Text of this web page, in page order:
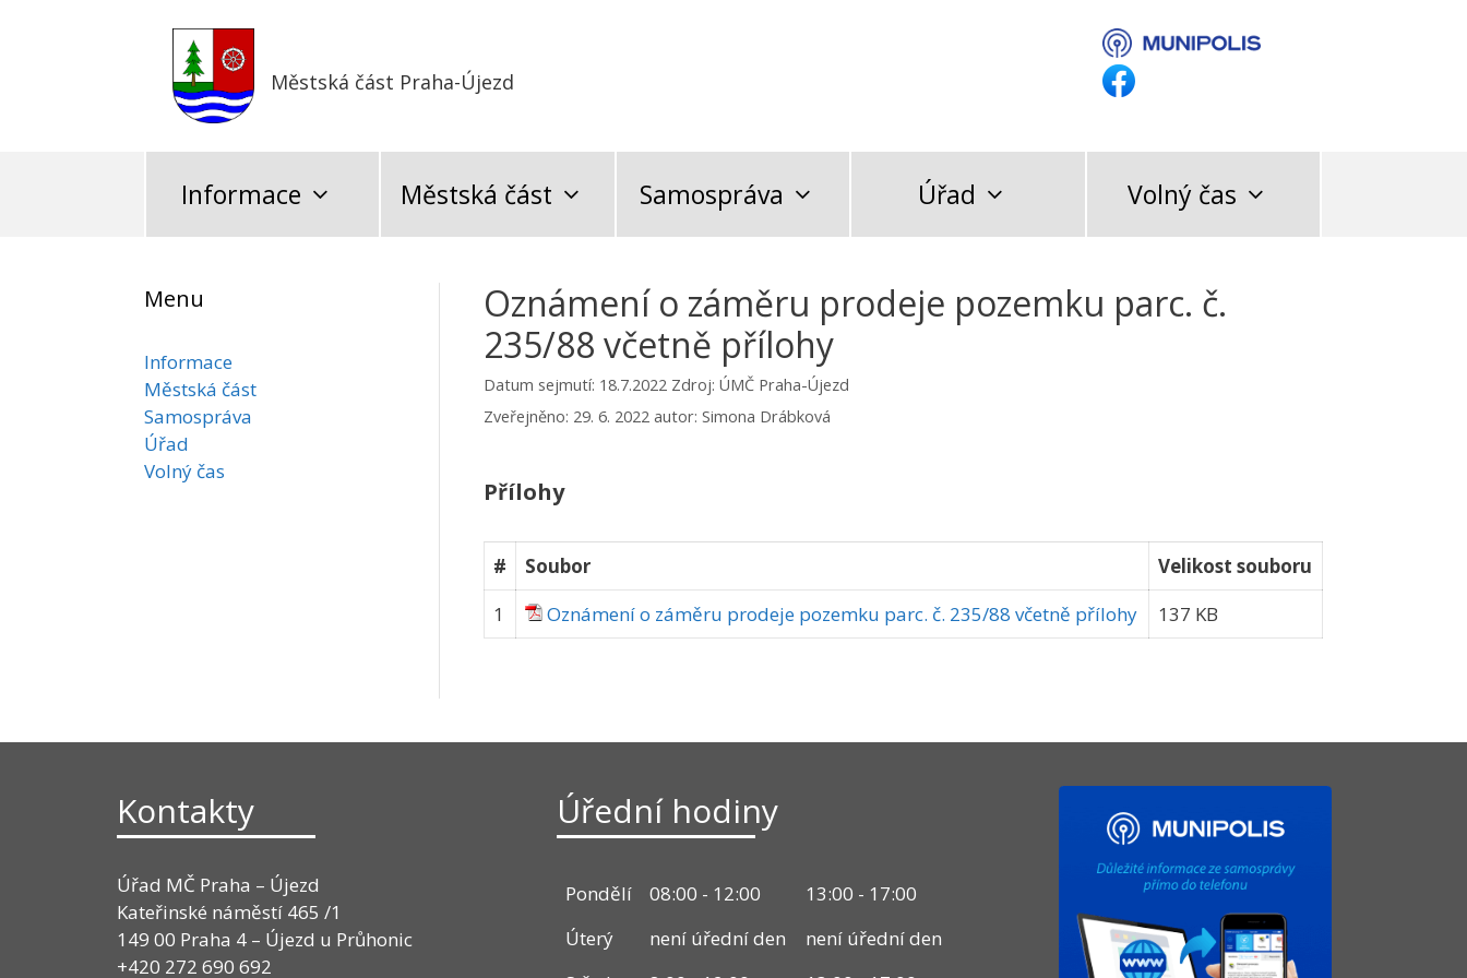
Městská část Praha-Újezd
Informace Městská část Samospráva Úřad Volný čas
Oznámení o záměru prodeje pozemku parc. č.
235/88 včetně přílohy
Datum sejmutí: 18.7.2022 Zdroj: ÚMČ Praha-Újezd
Zveřejněno: 29. 6. 2022 autor: Simona Drábková
Přílohy
# Soubor
Velikost souboru
1
Oznámení o záměru prodeje pozemku parc. č. 235/88 včetně přílohy 137 KB
Menu
Informace
Městská část
Samospráva
Úřad
Volný čas
Kontakty
Úřad MČ Praha – Újezd
Kateřinské náměstí 465 /1
149 00 Praha 4 – Újezd u Průhonic
+420 272 690 692
Úřední hodiny
Pondělí 08:00 - 12:00
13:00 - 17:00
Úterý
není úřední den
není úřední den